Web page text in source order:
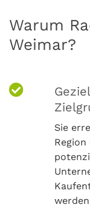
Warum
Weimar?
Sie